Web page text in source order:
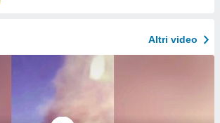
Altri video